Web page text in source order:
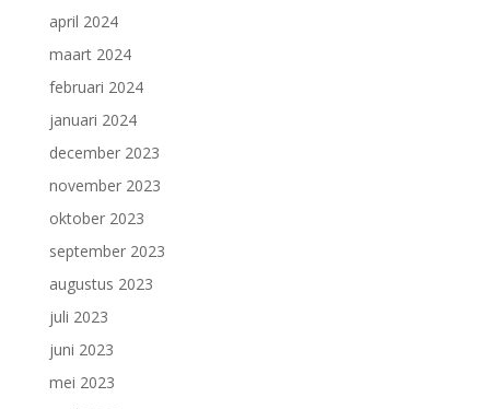
april 2024
maart 2024
februari 2024
januari 2024
december 2023
november 2023
oktober 2023
september 2023
augustus 2023
juli 2023
juni 2023
mei 2023